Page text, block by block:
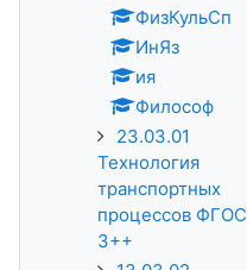
ФизКульСп
ИнЯз
ия
Философ
23.03.01
Технология
транспортных
процессов ФГОС
3++